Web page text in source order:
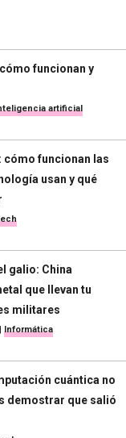
funcionan y
artificial
cómo funcionan las
usan y qué
galio: China
que llevan tu
militares
| Informática
cuántica no
demostrar que salió